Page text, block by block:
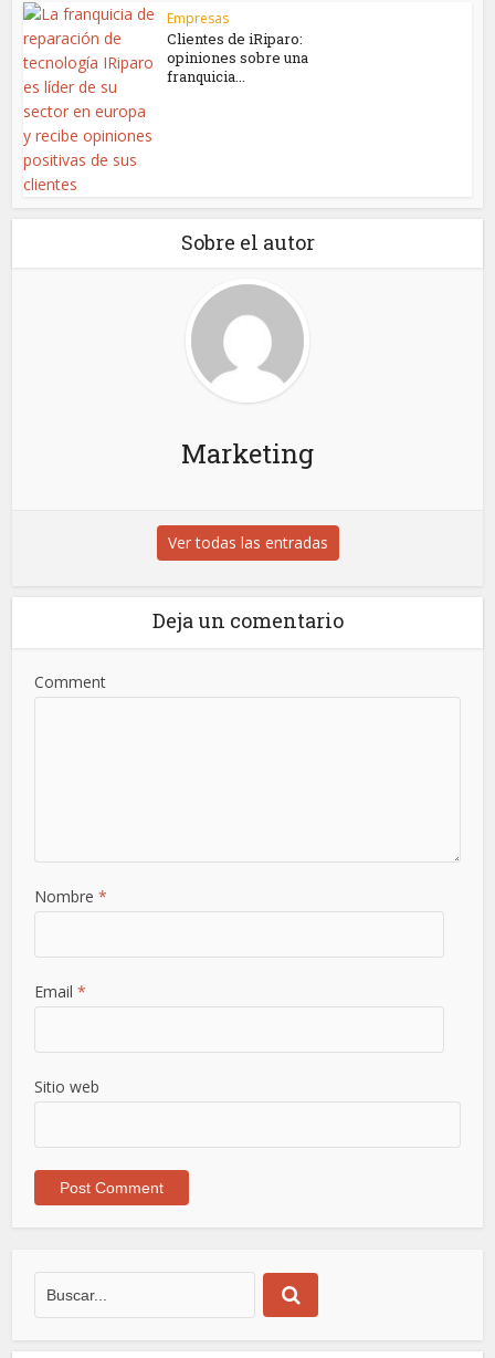
Empresas
Clientes de iRiparo:
opiniones sobre una
franquicia...
Sobre el autor
Marketing
Ver todas las entradas
Deja un comentario
Comment
Nombre *
Email *
Sitio web